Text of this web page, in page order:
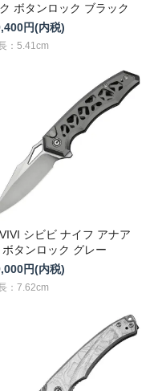
ボタンロック ブラック
円(内税)
：5.41cm
シビビ ナイフ アナア
ボタンロック グレー
円(内税)
：7.62cm